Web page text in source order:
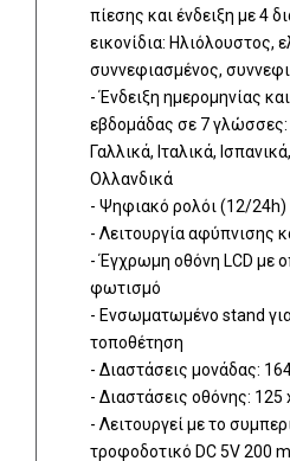
πίεσης και ένδειξη με 4
εικονίδια: Ηλιόλουστος,
συννεφιασμένος,
- Ένδειξη ημερομηνίας
εβδομάδας σε 7 γλώσσες:
Γαλλικά, Ιταλικά,
Ολλανδικά
- Ψηφιακό ρολόι (12/24h)
- Λειτουργία αφύπνισης
- Έγχρωμη οθόνη LCD με
φωτισμό
- Ενσωματωμένο stand
τοποθέτηση
- Διαστάσεις μονάδας:
- Διαστάσεις οθόνης: 125
- Λειτουργεί με το
τροφοδοτικό DC 5V 200